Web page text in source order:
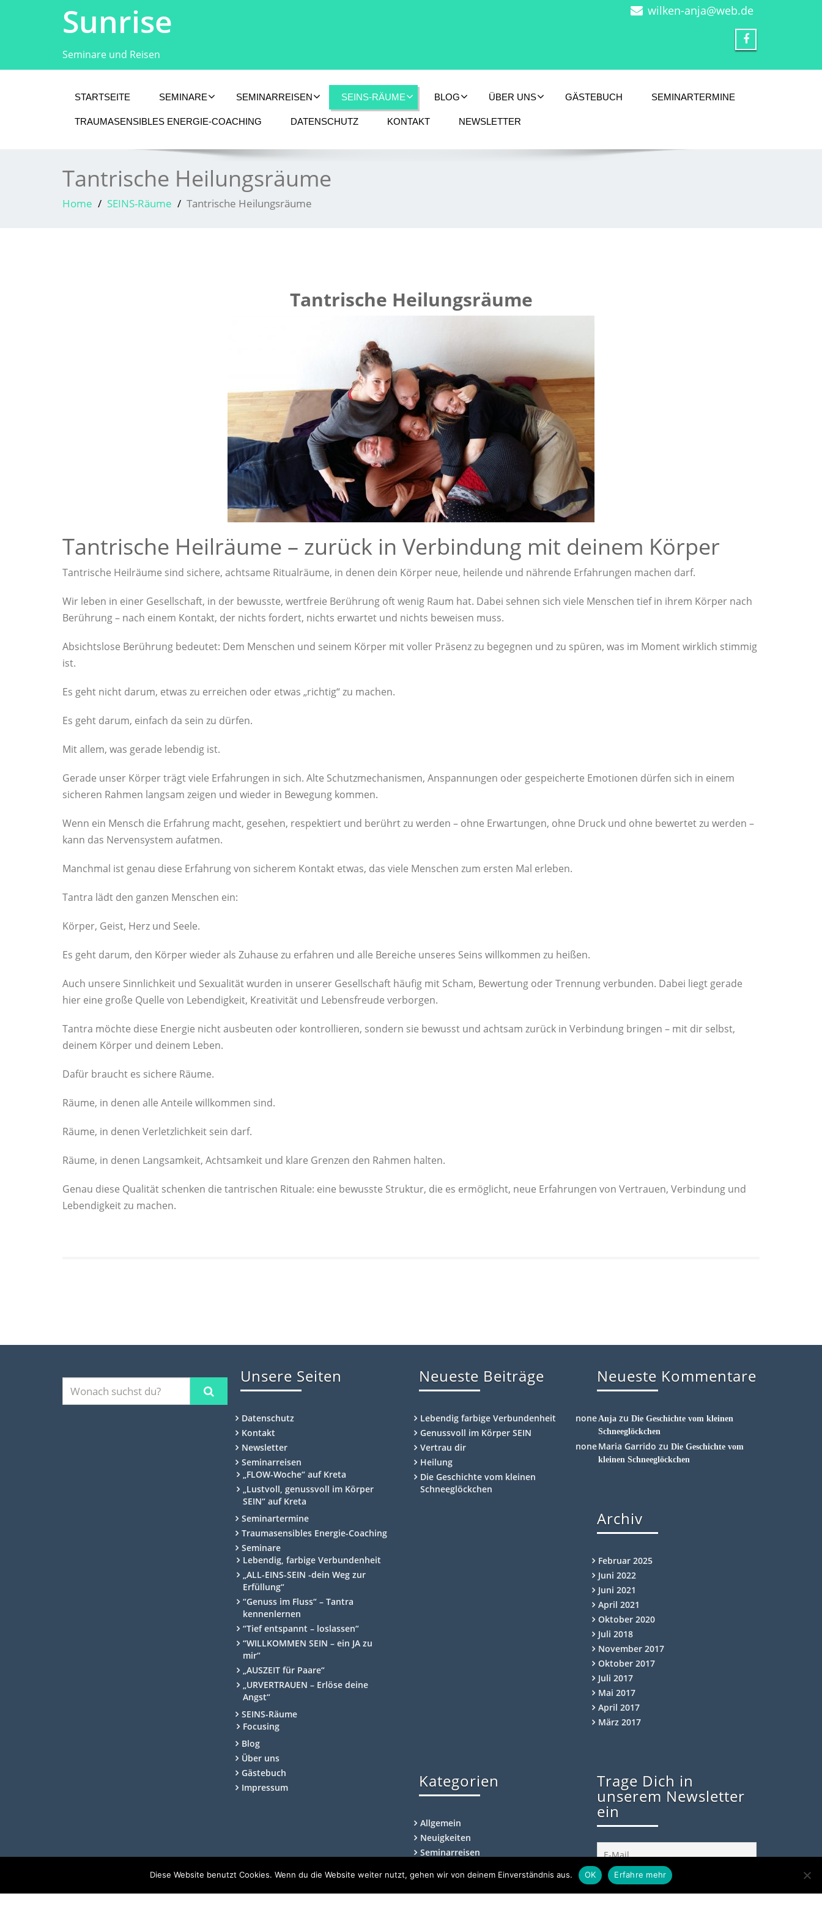
Sunrise
Seminare und Reisen
wilken-anja@web.de
STARTSEITE SEMINARE SEMINARREISEN SEINS-RÄUME BLOG ÜBER UNS GÄSTEBUCH SEMINARTERMINE
TRAUMASENSIBLES ENERGIE-COACHING DATENSCHUTZ KONTAKT NEWSLETTER
Tantrische Heilungsräume
Home SEINS-Räume Tantrische Heilungsräume
Tantrische Heilungsräume
Tantrische Heilräume – zurück in Verbindung mit deinem Körper
Tantrische Heilräume sind sichere, achtsame Ritualräume, in denen dein Körper neue, heilende und nährende Erfahrungen machen darf.
Wir leben in einer Gesellschaft, in der bewusste, wertfreie Berührung oft wenig Raum hat. Dabei sehnen sich viele Menschen tief in ihrem Körper nach
Berührung – nach einem Kontakt, der nichts fordert, nichts erwartet und nichts beweisen muss.
Absichtslose Berührung bedeutet: Dem Menschen und seinem Körper mit voller Präsenz zu begegnen und zu spüren, was im Moment wirklich stimmig
ist.
Es geht nicht darum, etwas zu erreichen oder etwas „richtig“ zu machen.
Es geht darum, einfach da sein zu dürfen.
Mit allem, was gerade lebendig ist.
Gerade unser Körper trägt viele Erfahrungen in sich. Alte Schutzmechanismen, Anspannungen oder gespeicherte Emotionen dürfen sich in einem
sicheren Rahmen langsam zeigen und wieder in Bewegung kommen.
Wenn ein Mensch die Erfahrung macht, gesehen, respektiert und berührt zu werden – ohne Erwartungen, ohne Druck und ohne bewertet zu werden –
kann das Nervensystem aufatmen.
Manchmal ist genau diese Erfahrung von sicherem Kontakt etwas, das viele Menschen zum ersten Mal erleben.
Tantra lädt den ganzen Menschen ein:
Körper, Geist, Herz und Seele.
Es geht darum, den Körper wieder als Zuhause zu erfahren und alle Bereiche unseres Seins willkommen zu heißen.
Auch unsere Sinnlichkeit und Sexualität wurden in unserer Gesellschaft häufig mit Scham, Bewertung oder Trennung verbunden. Dabei liegt gerade
hier eine große Quelle von Lebendigkeit, Kreativität und Lebensfreude verborgen.
Tantra möchte diese Energie nicht ausbeuten oder kontrollieren, sondern sie bewusst und achtsam zurück in Verbindung bringen – mit dir selbst,
deinem Körper und deinem Leben.
Dafür braucht es sichere Räume.
Räume, in denen alle Anteile willkommen sind.
Räume, in denen Verletzlichkeit sein darf.
Räume, in denen Langsamkeit, Achtsamkeit und klare Grenzen den Rahmen halten.
Genau diese Qualität schenken die tantrischen Rituale: eine bewusste Struktur, die es ermöglicht, neue Erfahrungen von Vertrauen, Verbindung und
Lebendigkeit zu machen.
Unsere Seiten
Datenschutz
Kontakt
Newsletter
Seminarreisen
„FLOW-Woche“ auf Kreta
„Lustvoll, genussvoll im Körper
SEIN“ auf Kreta
Seminartermine
Traumasensibles Energie-Coaching
Seminare
Lebendig, farbige Verbundenheit
„ALL-EINS-SEIN -dein Weg zur
Erfüllung“
“Genuss im Fluss“ – Tantra
kennenlernen
“Tief entspannt – loslassen“
“WILLKOMMEN SEIN – ein JA zu
mir“
„AUSZEIT für Paare“
„URVERTRAUEN – Erlöse deine
Angst“
SEINS-Räume
Focusing
Blog
Über uns
Gästebuch
Impressum
Neueste Beiträge
Lebendig farbige Verbundenheit
Genussvoll im Körper SEIN
Vertrau dir
Heilung
Die Geschichte vom kleinen
Schneeglöckchen
Neueste Kommentare
Anjazu Die Geschichte vom kleinen
Schneeglöckchen
Maria Garrido zu Die Geschichte vom
kleinen Schneeglöckchen
Archiv
Februar 2025
Juni 2022
Juni 2021
April 2021
Oktober 2020
Juli 2018
November 2017
Oktober 2017
Juli 2017
Mai 2017
April 2017
März 2017
Kategorien
Allgemein
Neuigkeiten
Seminarreisen
Trage Dich in
unserem Newsletter
ein
Diese Website benutzt Cookies. Wenn du die Website weiter nutzt, gehen wir von deinem Einverständnis aus. OK Erfahre mehr